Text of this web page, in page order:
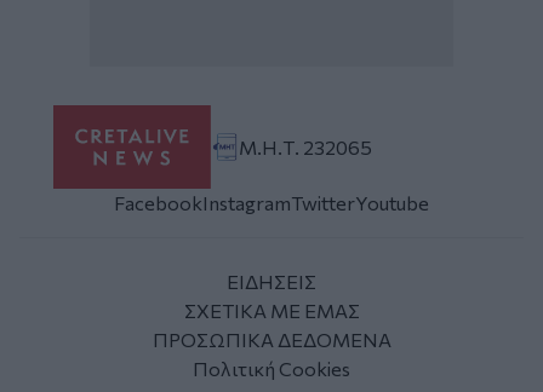
Μ.Η.Τ. 232065
FacebookInstagramTwitterYoutube
ΕΙΔΗΣΕΙΣ
ΣΧΕΤΙΚΑ ΜΕ ΕΜΑΣ
ΠΡΟΣΩΠΙΚΑ ΔΕΔΟΜΕΝΑ
Πολιτική Cookies